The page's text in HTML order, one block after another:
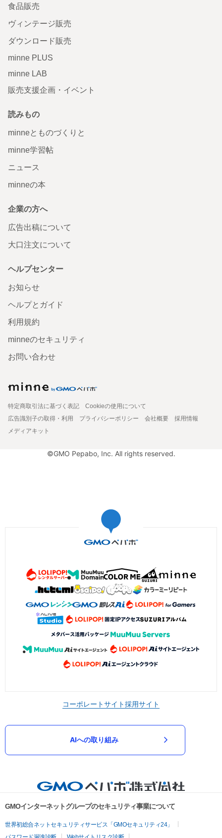
食品販売
ヴィンテージ販売
ダウンロード販売
minne PLUS
minne LAB
販売支援企画・イベント
読みもの
minneとものづくりと
minne学習帖
ニュース
minneの本
企業の方へ
広告出稿について
大口注文について
ヘルプセンター
お知らせ
ヘルプとガイド
利用規約
minneのセキュリティ
お問い合わせ
特定商取引法に基づく表記
Cookieの使用について
広告識別子の取得・利用
プライバシーポリシー 会社概要
採用情報
メディアキット
©GMO Pepabo, Inc. All rights reserved.
コーポレートサイト採用サイト
AIへの取り組み
GMOインターネットグループのセキュリティ事業について
世界初総合ネットセキュリティサービス「GMOセキュリティ24」